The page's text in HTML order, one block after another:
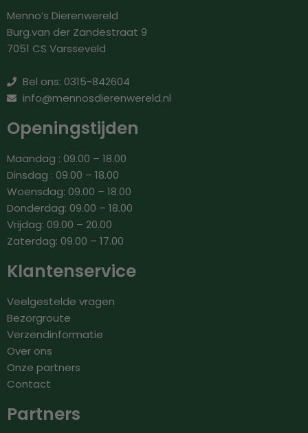
Menno’s Dierenwereld
Burg.van der Zandestraat 9
7051 CS Varsseveld
Bel ons: 0315-842604
info@mennosdierenwereld.nl
Openingstijden
Maandag : 09.00 – 18.00
Dinsdag : 09.00 – 18.00
Woensdag: 09.00 – 18.00
Donderdag: 09.00 – 18.00
Vrijdag: 09.00 – 20.00
Zaterdag: 09.00 – 17.00
Klantenservice
Veelgestelde vragen
Bezorgroute
Verzendinformatie
Over ons
Onze partners
Contact
Partners